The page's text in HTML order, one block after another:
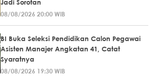
Jadi Sorotan
08/08/2026 20:00 WIB
BI Buka Seleksi Pendidikan Calon Pegawai
Asisten Manajer Angkatan 41, Catat
Syaratnya
08/08/2026 19:30 WIB